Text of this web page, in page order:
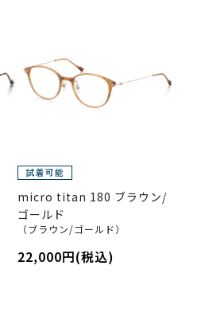
micro titan 180 ブラウン/
ゴールド
（ブラウン/ゴールド）
22,000円(税込)